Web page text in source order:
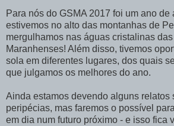
Para nós do GSMA 2017 foi um ano de
estivemos no alto das montanhas de
mergulhamos nas águas cristalinas
Maranhenses! Além disso, tivemos
sola em diferentes lugares, dos quais
que julgamos os melhores do ano.
Ainda estamos devendo alguns relatos
peripécias, mas faremos o possível
em dia num futuro próximo - e isso fica